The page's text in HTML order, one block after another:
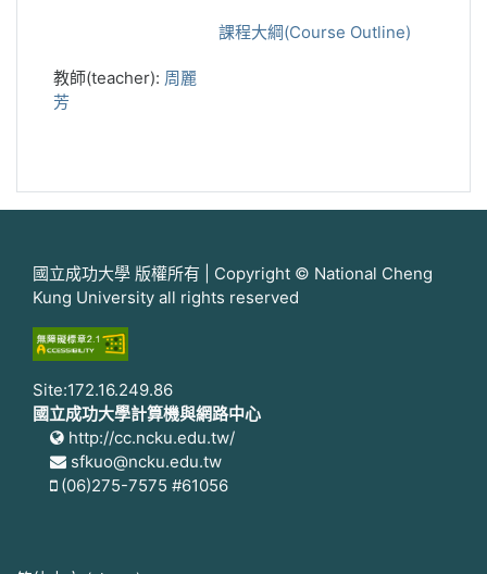
課程大綱(Course Outline)
教師(teacher): 周麗
芳
國立成功大學 版權所有 | Copyright © National Cheng
Kung University all rights reserved
Site:172.16.249.86
國立成功大學計算機與網路中心
http://cc.ncku.edu.tw/
sfkuo@ncku.edu.tw
(06)275-7575 #61056